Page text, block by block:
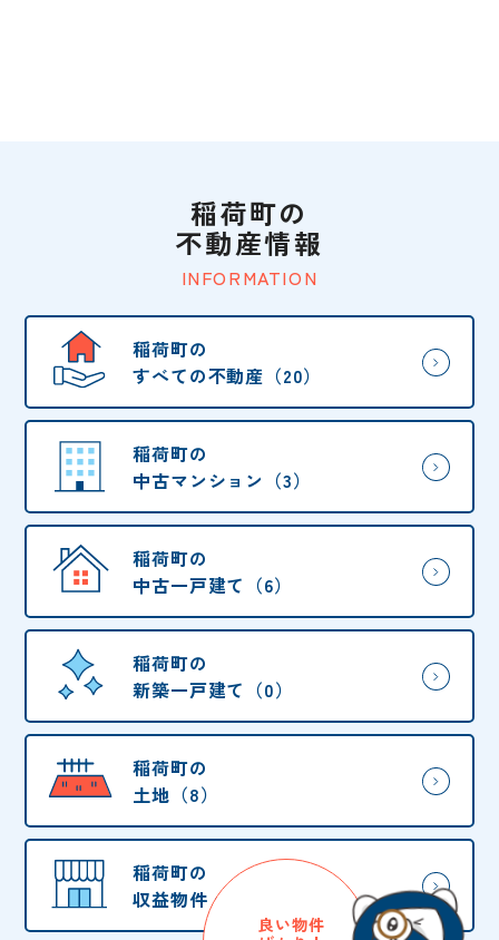
INFORMATION
稲荷町の
不動産情報
稲荷町の
すべての不動産（20）
稲荷町の
中古マンション（3）
稲荷町の
中古一戸建て（6）
稲荷町の
新築一戸建て（0）
稲荷町の
土地（8）
稲荷町の
収益物件・他（3）
良い物件